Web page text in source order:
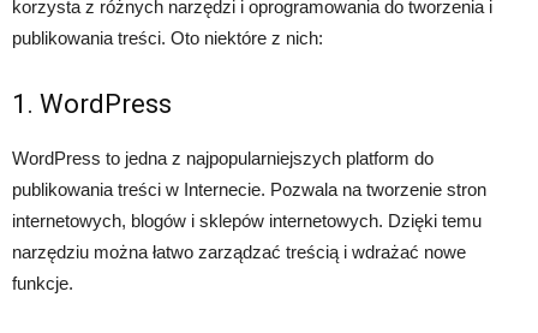
korzysta z różnych narzędzi i oprogramowania do tworzenia i
publikowania treści. Oto niektóre z nich:
1. WordPress
WordPress to jedna z najpopularniejszych platform do
publikowania treści w Internecie. Pozwala na tworzenie stron
internetowych, blogów i sklepów internetowych. Dzięki temu
narzędziu można łatwo zarządzać treścią i wdrażać nowe
funkcje.